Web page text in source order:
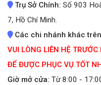
Trụ Sở Chính: Số 903
7, Hồ Chí Minh.
Các chi nhánh khác
VUI LÒNG LIÊN HỆ TRƯỚC
ĐỂ ĐƯỢC PHỤC VỤ TỐT
Giờ mở cửa: Từ 8:00 -